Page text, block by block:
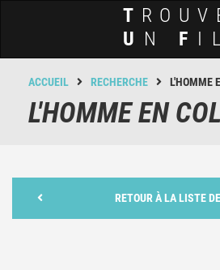
T
U N F
ACCUEIL RECHERCHE L'HOMME
L'HOMME EN
RETOUR À LA LISTE